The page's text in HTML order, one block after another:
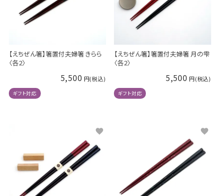
【えちぜん箸】箸置付夫婦箸 きらら
〈各2〉
5,500
ギフト対応
【えちぜん箸】箸置付夫婦箸 月の雫
〈各2〉
5,500
ギフト対応